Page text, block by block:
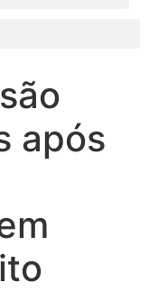
após